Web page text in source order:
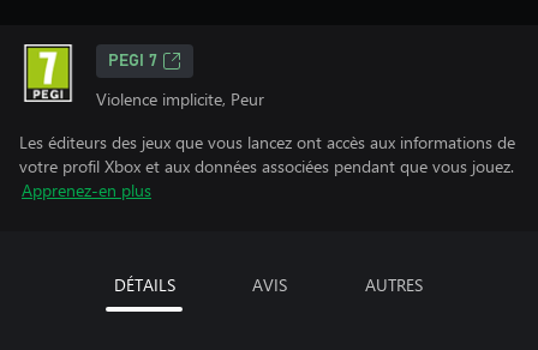
PEGI 7
Violence implicite, Peur
Les éditeurs des jeux que vous lancez ont accès aux informations de
votre profil Xbox et aux données associées pendant que vous jouez.
Apprenez-en plus
DÉTAILS AVIS AUTRES